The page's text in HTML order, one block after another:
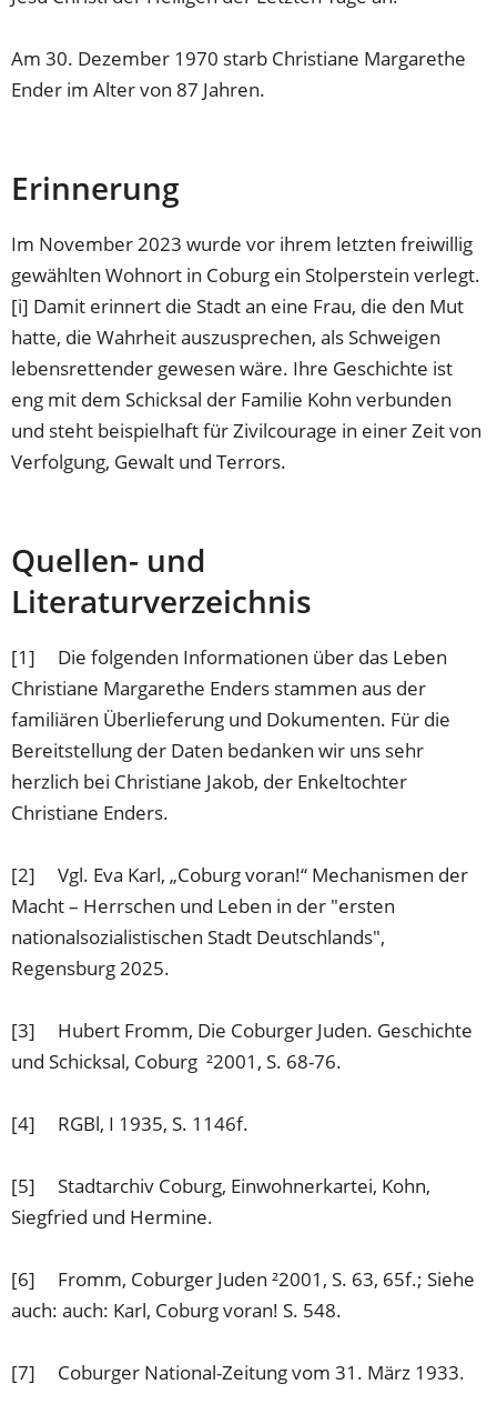
Am 30. Dezember 1970 starb Christiane Margarethe
Ender im Alter von 87 Jahren.
Erinnerung
Im November 2023 wurde vor ihrem letzten freiwillig
gewählten Wohnort in Coburg ein Stolperstein verlegt.
[i] Damit erinnert die Stadt an eine Frau, die den Mut
hatte, die Wahrheit auszusprechen, als Schweigen
lebensrettender gewesen wäre. Ihre Geschichte ist
eng mit dem Schicksal der Familie Kohn verbunden
und steht beispielhaft für Zivilcourage in einer Zeit von
Verfolgung, Gewalt und Terrors.
Quellen- und
Literaturverzeichnis
[1] Die folgenden Informationen über das Leben
Christiane Margarethe Enders stammen aus der
familiären Überlieferung und Dokumenten. Für die
Bereitstellung der Daten bedanken wir uns sehr
herzlich bei Christiane Jakob, der Enkeltochter
Christiane Enders.
[2] Vgl. Eva Karl, „Coburg voran!“ Mechanismen der
Macht – Herrschen und Leben in der "ersten
nationalsozialistischen Stadt Deutschlands",
Regensburg 2025.
[3] Hubert Fromm, Die Coburger Juden. Geschichte
und Schicksal, Coburg ²2001, S. 68-76.
[4] RGBl, I 1935, S. 1146f.
[5] Stadtarchiv Coburg, Einwohnerkartei, Kohn,
Siegfried und Hermine.
[6] Fromm, Coburger Juden ²2001, S. 63, 65f.; Siehe
auch: auch: Karl, Coburg voran! S. 548.
[7] Coburger National-Zeitung vom 31. März 1933.